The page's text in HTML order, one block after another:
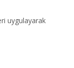
uygulayarak